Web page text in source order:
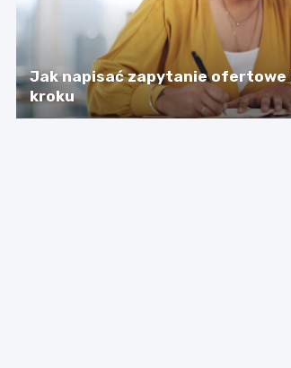
Jak napisać zapytanie ofertowe
kroku